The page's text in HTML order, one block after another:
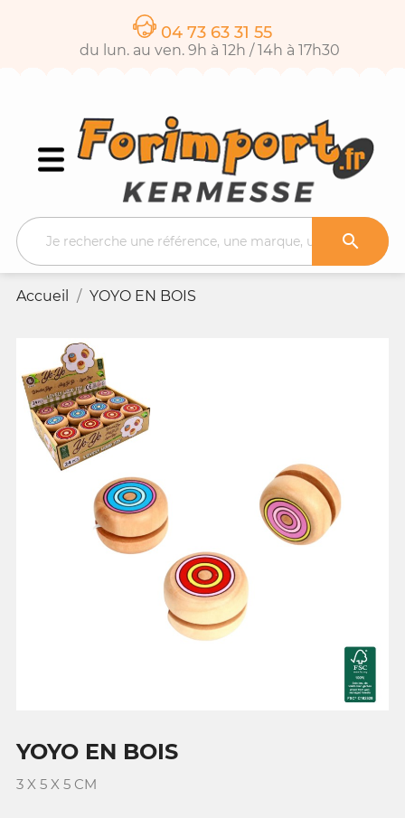
04 73 63 31 55
du lun. au ven. 9h à 12h / 14h à 17h30

Accueil YOYO EN BOIS
YOYO EN BOIS
3 X 5 X 5 CM